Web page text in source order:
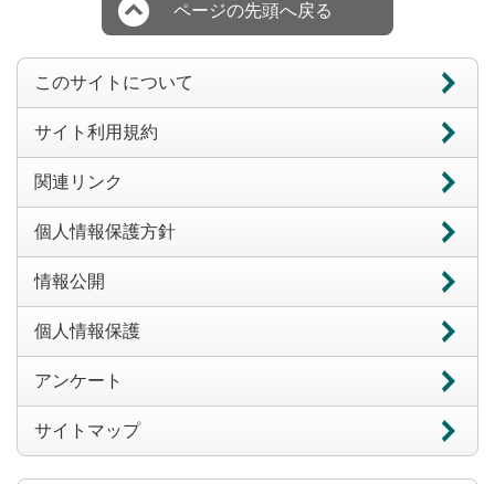
ページの先頭へ戻る
このサイトについて
サイト利用規約
関連リンク
個人情報保護方針
情報公開
個人情報保護
アンケート
サイトマップ